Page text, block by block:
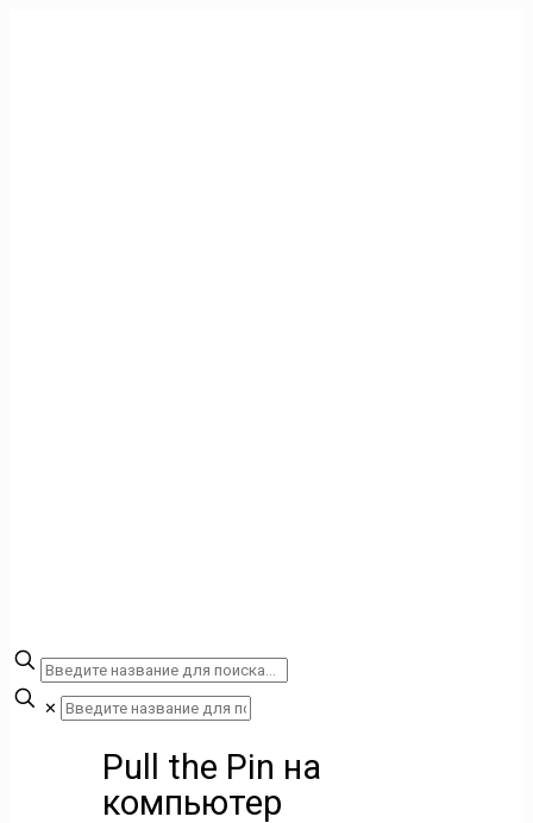
✕
Pull the Pin на
компьютер